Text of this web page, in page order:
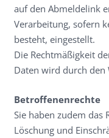
auf den Abmeldelink
Verarbeitung, sofern
besteht, eingestellt.
Die Rechtmäßigkeit
Daten wird durch
Betroffenenrechte
Sie haben zudem das
Löschung und